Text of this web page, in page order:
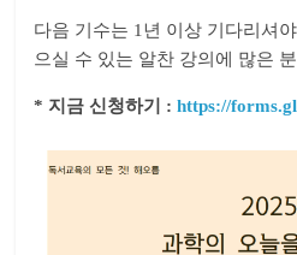
다음 기수는 1년 이상 기다리셔
으실 수 있는 알찬 강의에 많은
* 지금 신청하기 :https://